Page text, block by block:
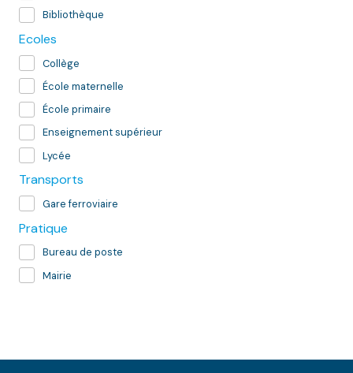
Bibliothèque
Ecoles
Collège
École maternelle
École primaire
Enseignement supérieur
Lycée
Transports
Gare ferroviaire
Pratique
Bureau de poste
Mairie